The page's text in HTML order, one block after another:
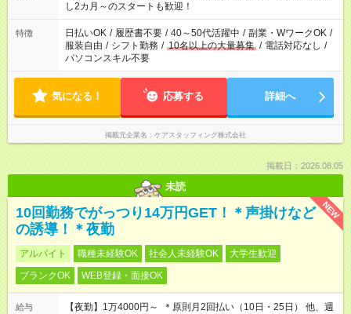
し2カ月～のスタートも歓迎！
特徴 日払いOK / 履歴書不要 / 40～50代活躍中 / 副業・WワークOK /
服装自由 / シフト勤務 / 10名以上の大量募集 / 電話対応なし /
パソコンスキル不要
気になる！ 応募する 詳細へ
掲載元企業名 ケアスタッフィング株式会社
掲載日：2026.08.05
未読
NEW
10回勤務でがっつり14万円GET！＊声掛けなど
の誘導！＊夜勤
アルバイト 職種未経験OK 社会人未経験OK
大学生歓迎
ブランクOK
WEB登録・面接OK
給与
【夜勤】1万4000円～ ＊原則月2回払い（10日・25日） 他、週